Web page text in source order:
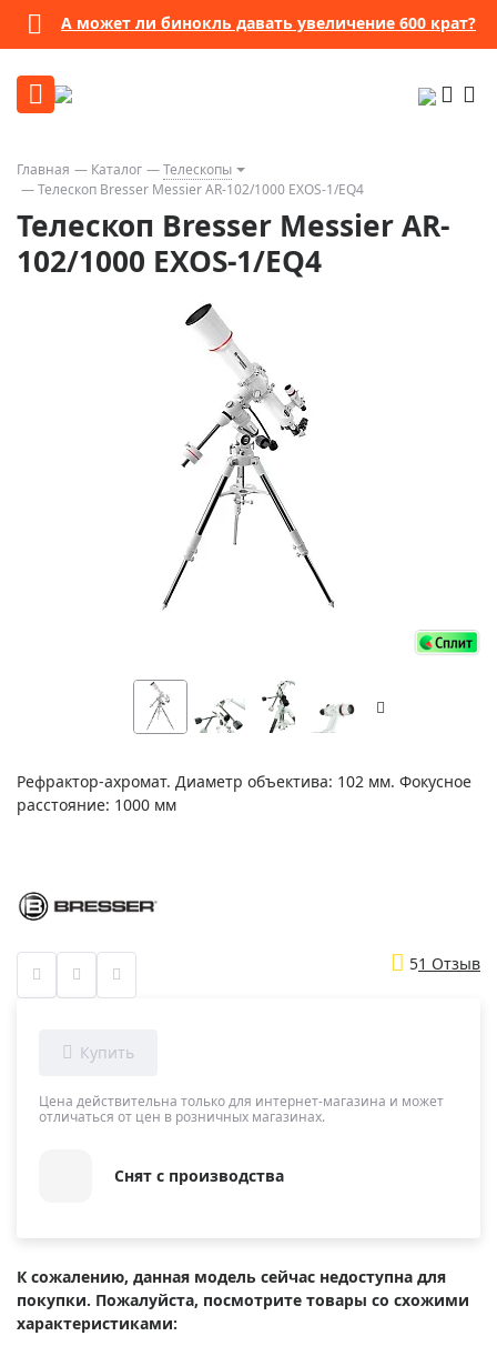
А может ли бинокль давать увеличение 600 крат?
Главная Каталог
Телескопы
Телескоп Bresser Messier AR-102/1000 EXOS-1/EQ4
Телескоп Bresser Messier AR-
102/1000 EXOS-1/EQ4
Рефрактор-ахромат. Диаметр объектива: 102 мм. Фокусное
расстояние: 1000 мм
51 Отзыв
Цена действительна только для интернет-магазина и может
отличаться от цен в розничных магазинах.
Снят с производства
К сожалению, данная модель сейчас недоступна для
покупки. Пожалуйста, посмотрите товары со схожими
характеристиками: